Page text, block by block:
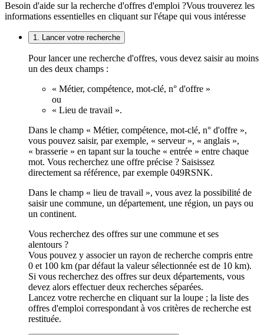
Besoin d'aide sur la recherche d'offres d'emploi ?Vous trouverez les
informations essentielles en cliquant sur l'étape qui vous intéresse
1. Lancer votre recherche
Pour lancer une recherche d'offres, vous devez saisir au moins
un des deux champs :
« Métier, compétence, mot-clé, n° d'offre »
ou
« Lieu de travail ».
Dans le champ « Métier, compétence, mot-clé, n° d'offre »,
vous pouvez saisir, par exemple, « serveur », « anglais »,
« brasserie » en tapant sur la touche « entrée » entre chaque
mot. Vous recherchez une offre précise ? Saisissez
directement sa référence, par exemple 049RSNK.
Dans le champ « lieu de travail », vous avez la possibilité de
saisir une commune, un département, une région, un pays ou
un continent.
Vous recherchez des offres sur une commune et ses
alentours ?
Vous pouvez y associer un rayon de recherche compris entre
0 et 100 km (par défaut la valeur sélectionnée est de 10 km).
Si vous recherchez des offres sur deux départements, vous
devez alors effectuer deux recherches séparées.
Lancez votre recherche en cliquant sur la loupe ; la liste des
offres d'emploi correspondant à vos critères de recherche est
restituée.